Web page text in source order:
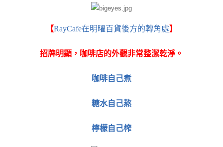
【RayCafe在明曜百貨後方的轉角處】
招牌明顯，咖啡店的外觀非常整潔乾淨。
咖啡自己煮
糖水自己熬
檸檬自己榨